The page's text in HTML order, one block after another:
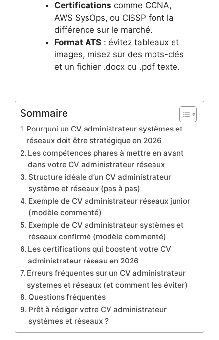
Certifications comme CCNA,
AWS SysOps, ou CISSP font la
différence sur le marché.
Format ATS : évitez tableaux et
images, misez sur des mots-clés
et un fichier .docx ou .pdf texte.
Sommaire
Pourquoi un CV administrateur systèmes et
réseaux doit être stratégique en 2026
Les compétences phares à mettre en avant
dans votre CV administrateur réseaux
Structure idéale d’un CV administrateur
système et réseaux (pas à pas)
Exemple de CV administrateur réseaux junior
(modèle commenté)
Exemple de CV administrateur systèmes et
réseaux confirmé (modèle commenté)
Les certifications qui boostent votre CV
administrateur réseau en 2026
Erreurs fréquentes sur un CV administrateur
systèmes et réseaux (et comment les éviter)
Questions fréquentes
Prêt à rédiger votre CV administrateur
systèmes et réseaux ?